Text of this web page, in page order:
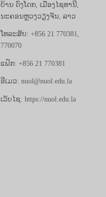
ບ້ານ ດົງໂດກ, ເມືອງໄຊທານີ,
ນະຄອນຫຼວງວຽງຈັນ, ລາວ
ໂທລະສັບ: +856 21 770381,
770070
ແຟັກ: +856 21 770381
ອີເມວ: nuol@nuol.edu.la
ເວັບໄຊ: https://nuol.edu.la